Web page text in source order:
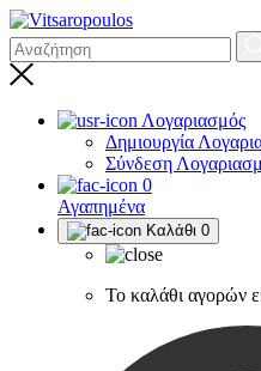
Λογαριασμός
Δημιουργία
Σύνδεση
0
Αγαπημένα
Καλάθι 0
Το καλάθι αγορών